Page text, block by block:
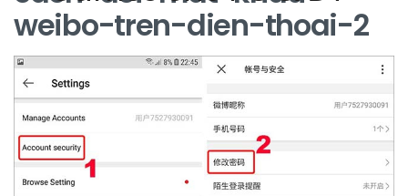
weibo-tren-dien-thoai-2